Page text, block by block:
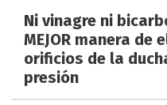
Ni vinagre ni
MEJOR manera
orificios de la
presión